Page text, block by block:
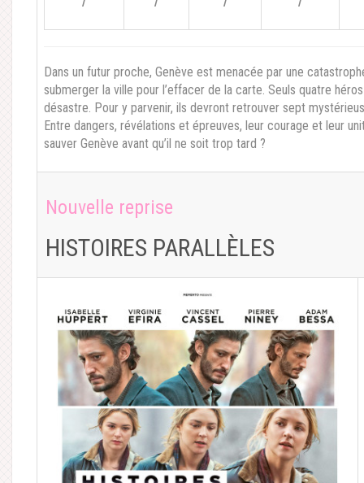
Dans un futur proche, Genève est menacée par une
submerger la ville pour l’effacer de la carte. Seuls quatre
désastre. Pour y parvenir, ils devront retrouver sept
Entre dangers, révélations et épreuves, leur courage et leur
sauver Genève avant qu’il ne soit trop tard ?
Nouvelle reprise
HISTOIRES PARALLÈLES